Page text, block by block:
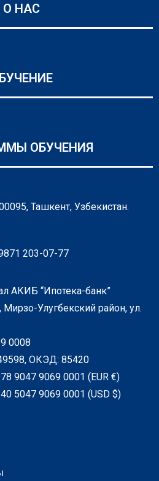
О НАС
ОБУЧЕНИЯ
Ташкент, Узбекистан.
203-07-77
АКИБ “Ипотека-банк”
Мирзо-Улугбекский район, ул.
0008
ОКЭД: 85420
9047 9069 0001 (EUR €)
5047 9069 0001 (USD $)